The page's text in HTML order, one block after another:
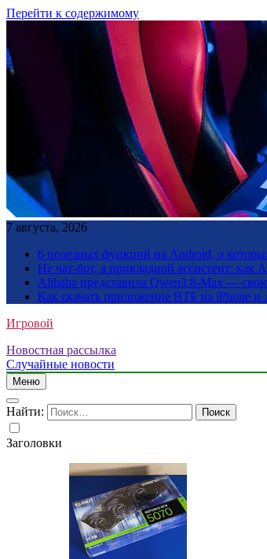
Перейти к содержимому
7 августа, 2026
6 полезных функций на Android, о
Не чат-бот, а прикладной ассистент:
Alibaba представила Qwen3.8-Max —
Как скачать приложение ВТБ на iPhone и
Игровой
Новостная рассылка
Случайные новости
Меню
Найти:
Заголовки